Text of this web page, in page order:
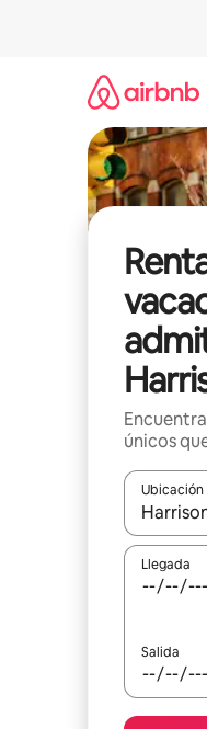
únicos
Ubicación
Cuando
Llegada
Salida